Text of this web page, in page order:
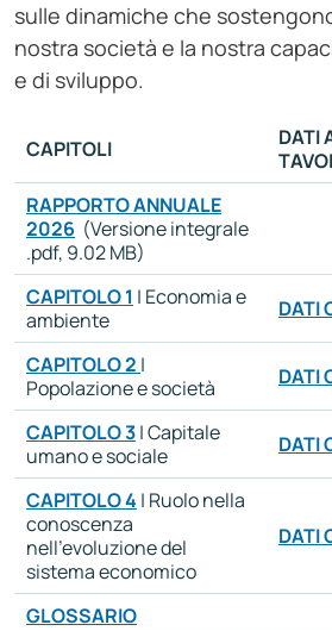
sulle dinamiche che
nostra società e la nostra
e di sviluppo.
CAPITOLI
DATI
RAPPORTO ANNUALE
2026 (Versione integrale
.pdf, 9.02 MB)
CAPITOLO 1 | Economia e
ambiente
DATI
CAPITOLO 2 |
Popolazione e società
DATI
CAPITOLO 3| Capitale
umano e sociale
DATI
CAPITOLO 4 | Ruolo nella
conoscenza
nell’evoluzione del
sistema economico
DATI
GLOSSARIO